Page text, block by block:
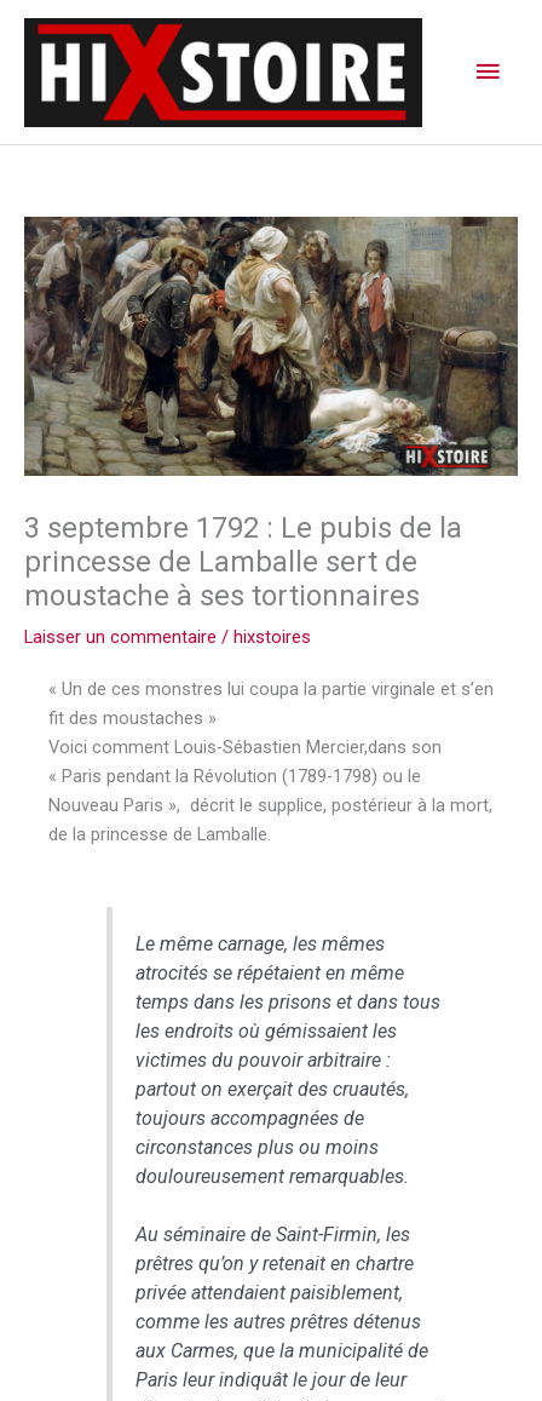
Aller
contenu
3 septembre 1792 : Le pubis de la
princesse de Lamballe sert de
moustache à ses tortionnaires
Laisser un commentaire / hixstoires
« Un de ces monstres lui coupa la partie virginale et s’en
fit des moustaches »
Voici comment Louis-Sébastien Mercier,dans son
« Paris pendant la Révolution (1789-1798) ou le
Nouveau Paris », décrit le supplice, postérieur à la mort,
de la princesse de Lamballe.
Le même carnage, les mêmes
atrocités se répétaient en même
temps dans les prisons et dans tous
les endroits où gémissaient les
victimes du pouvoir arbitraire :
partout on exerçait des cruautés,
toujours accompagnées de
circonstances plus ou moins
douloureusement remarquables.
Au séminaire de Saint-Firmin, les
prêtres qu’on y retenait en chartre
privée attendaient paisiblement,
comme les autres prêtres détenus
aux Carmes, que la municipalité de
Paris leur indiquât le jour de leur